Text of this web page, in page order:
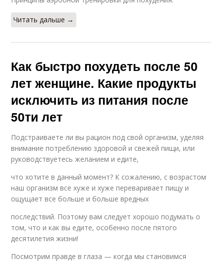
Читать дальше →
Как быстро похудеть после 50
лет женщине. Какие продукты
исключить из питания после
50ти лет
Подстраиваете ли вы рацион под свой организм, уделяя
внимание потреблению здоровой и свежей пищи, или
руководствуетесь желанием и едите,
что хотите в данный момент? К сожалению, с возрастом
наш организм все хуже и хуже переваривает пищу и
ощущает все больше и больше вредных
последствий. Поэтому вам следует хорошо подумать о
том, что и как вы едите, особенно после пятого
десятилетия жизни!
Посмотрим правде в глаза — когда мы становимся